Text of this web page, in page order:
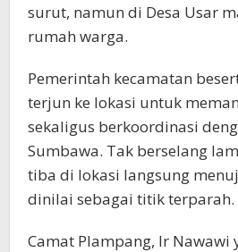
surut, namun di Desa Usar
rumah warga.
Pemerintah kecamatan
terjun ke lokasi untuk
sekaligus berkoordinasi
Sumbawa. Tak berselang
tiba di lokasi langsung
dinilai sebagai titik terparah.
Camat Plampang, Ir Nawawi